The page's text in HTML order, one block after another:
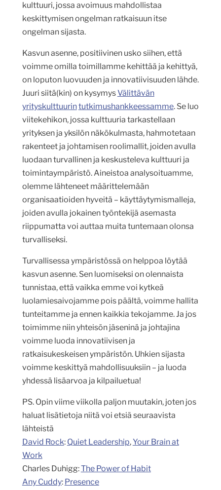
kulttuuri, jossa avoimuus mahdollistaa
keskittymisen ongelman ratkaisuun itse
ongelman sijasta.
Kasvun asenne, positiivinen usko siihen, että
voimme omilla toimillamme kehittää ja kehittyä,
on loputon luovuuden ja innovatiivisuuden lähde.
Juuri siitä(kin) on kysymysVälittävän
yrityskulttuurintutkimushankkeessamme. Se luo
viitekehikon, jossa kulttuuria tarkastellaan
yrityksen ja yksilön näkökulmasta, hahmotetaan
rakenteet ja johtamisen roolimallit, joiden avulla
luodaan turvallinen ja keskusteleva kulttuuri ja
toimintaympäristö. Aineistoa analysoituamme,
olemme lähteneet määrittelemään
organisaatioiden hyveitä – käyttäytymismalleja,
joiden avulla jokainen työntekijä asemasta
riippumatta voi auttaa muita tuntemaan olonsa
turvalliseksi.
Turvallisessa ympäristössä on helppoa löytää
kasvun asenne. Sen luomiseksi on olennaista
tunnistaa, että vaikka emme voi kytkeä
luolamiesaivojamme pois päältä, voimme hallita
tunteitamme ja ennen kaikkia tekojamme. Ja jos
toimimme niin yhteisön jäseninä ja johtajina
voimme luoda innovatiivisen ja
ratkaisukeskeisen ympäristön. Uhkien sijasta
voimme keskittyä mahdollisuuksiin – ja luoda
yhdessä lisäarvoa ja kilpailuetua!
PS. Opin viime viikolla paljon muutakin, joten jos
haluat lisätietoja niitä voi etsiä seuraavista
lähteistä
David Rock: Quiet Leadership,Your Brain at
Work
Charles Duhigg:The Power of Habit
Any Cuddy: Presence